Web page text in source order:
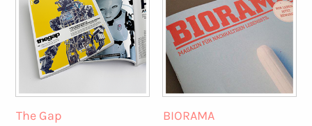
The Gap BIORAMA